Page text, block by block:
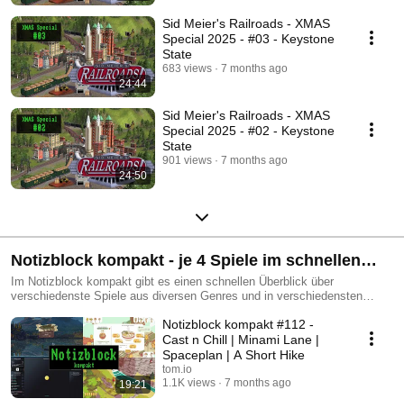
24:44
Sid Meier's Railroads - XMAS
Special 2025 - #03 - Keystone
State
683 views 7 months ago
24:50
Sid Meier's Railroads - XMAS
Special 2025 - #02 - Keystone
State
901 views 7 months ago
Notizblock kompakt - je 4 Spiele im schnellen
Überblick
Im Notizblock kompakt gibt es einen schnellen Überblick über
verschiedenste Spiele aus diversen Genres und in verschiedensten
zusammengefasst. Übersicht aller Spiele mit Links auf meiner
Homepage: http://tom.io/notizblock-kompakt/
19:21
Notizblock kompakt #112 -
Cast n Chill | Minami Lane |
Spaceplan | A Short Hike
tom.io
1.1K views
7 months ago